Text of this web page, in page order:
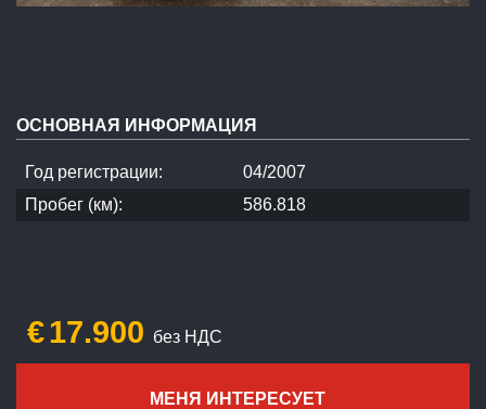
€17.900 без НДС
МЕНЯ ИНТЕРЕСУЕТ
ОСНОВНАЯ ИНФОРМАЦИЯ
Год регистрации:
04/2007
Пробег (км):
586.818